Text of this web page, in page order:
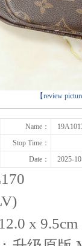
【review
Name：
Stop Time：
Date： 2025-
x